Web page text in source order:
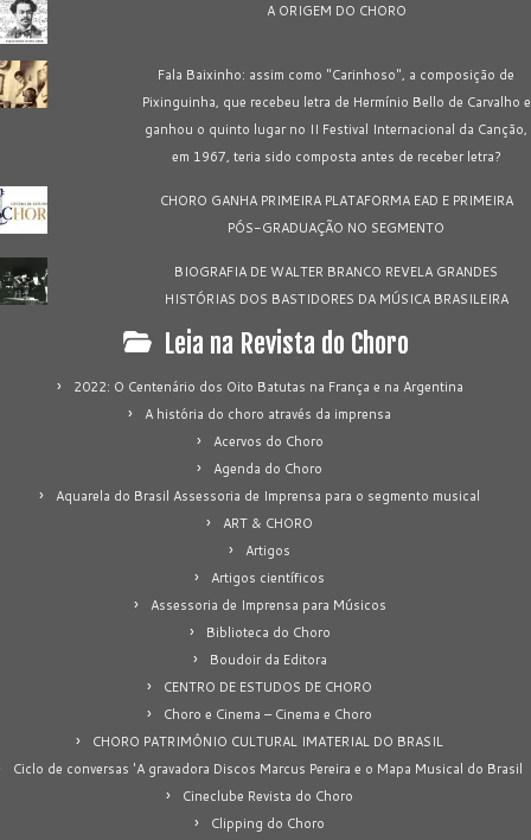
A ORIGEM DO CHORO
Fala Baixinho: assim como "Carinhoso", a composição de
Pixinguinha, que recebeu letra de Hermínio Bello de Carvalho e
ganhou o quinto lugar no II Festival Internacional da Canção,
em 1967, teria sido composta antes de receber letra?
CHORO GANHA PRIMEIRA PLATAFORMA EAD E PRIMEIRA
PÓS-GRADUAÇÃO NO SEGMENTO
BIOGRAFIA DE WALTER BRANCO REVELA GRANDES
HISTÓRIAS DOS BASTIDORES DA MÚSICA BRASILEIRA
Leia na Revista do Choro
2022: O Centenário dos Oito Batutas na França e na Argentina
A história do choro através da imprensa
Acervos do Choro
Agenda do Choro
Aquarela do Brasil Assessoria de Imprensa para o segmento musical
ART & CHORO
Artigos
Artigos científicos
Assessoria de Imprensa para Músicos
Biblioteca do Choro
Boudoir da Editora
CENTRO DE ESTUDOS DE CHORO
Choro e Cinema – Cinema e Choro
CHORO PATRIMÔNIO CULTURAL IMATERIAL DO BRASIL
Ciclo de conversas 'A gravadora Discos Marcus Pereira e o Mapa Musical do Brasil
Cineclube Revista do Choro
Clipping do Choro